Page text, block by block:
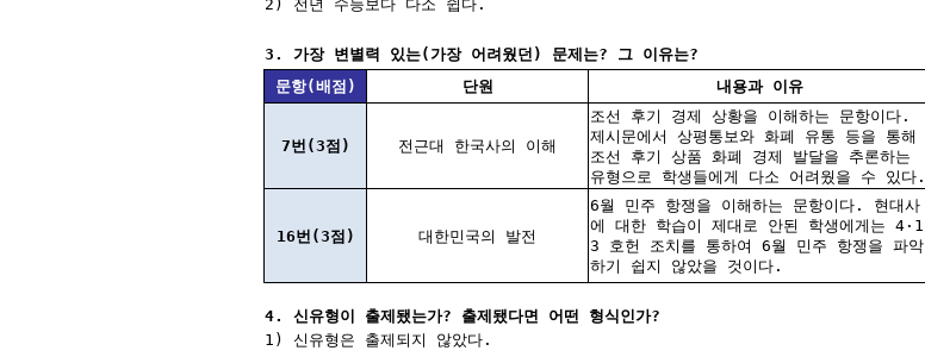
2) 전년 수능보다 다소 쉽다.
3. 가장 변별력 있는(가장 어려웠던) 문제는? 그 이유는?
문항(배점)
단원 내용과 이유
7번(3점) 전근대 한국사의 이해
조선 후기 경제 상황을 이해하는 문항이다.
제시문에서 상평통보와 화폐 유통 등을 통해
조선 후기 상품 화폐 경제 발달을 추론하는
유형으로 학생들에게 다소 어려웠을 수 있다.
16번(3점) 대한민국의 발전
6월 민주 항쟁을 이해하는 문항이다. 현대사
에 대한 학습이 제대로 안된 학생에게는 4·1
3 호헌 조치를 통하여 6월 민주 항쟁을 파악
하기 쉽지 않았을 것이다.
4. 신유형이 출제됐는가? 출제됐다면 어떤 형식인가?
1) 신유형은 출제되지 않았다.